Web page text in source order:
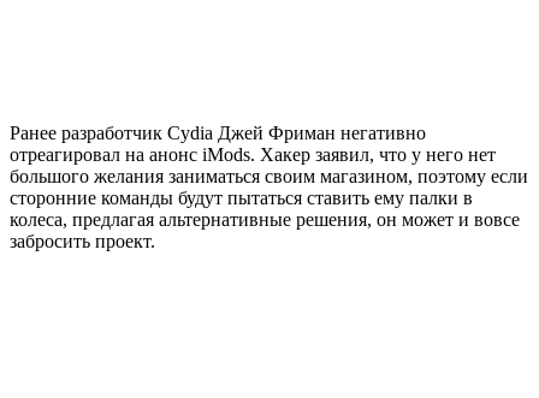
Ранее разработчик Cydia Джей Фриман негативно
отреагировал на анонс iMods. Хакер заявил, что у него нет
большого желания заниматься своим магазином, поэтому если
сторонние команды будут пытаться ставить ему палки в
колеса, предлагая альтернативные решения, он может и вовсе
забросить проект.